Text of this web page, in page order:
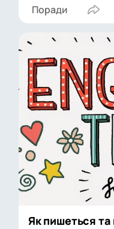
Поради
Як пишеться